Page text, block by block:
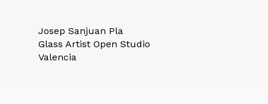
Josep Sanjuan Pla
Glass Artist Open Studio
Valencia